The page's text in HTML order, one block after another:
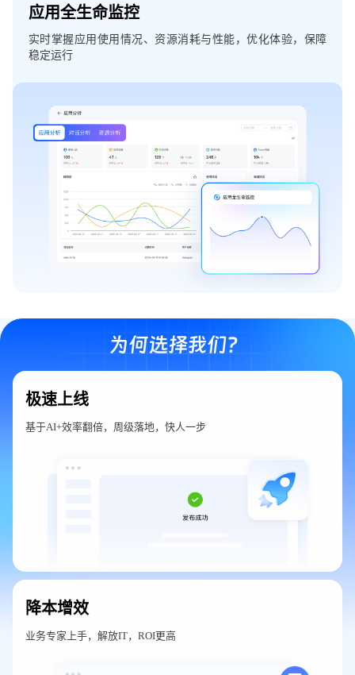
应用全生命监控
实时掌握应用使用情况、资源消耗与性能，优化体验，保障
稳定运行
为何选择我们？
极速上线
基于AI+效率翻倍，周级落地，快人一步
降本增效
业务专家上手，解放IT，ROI更高